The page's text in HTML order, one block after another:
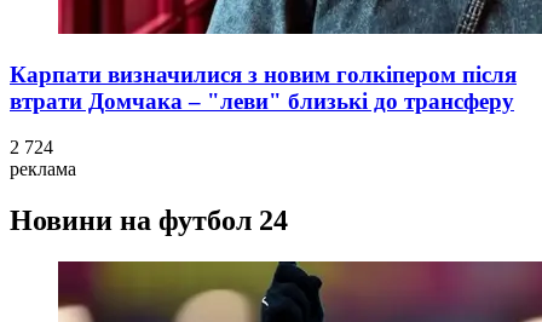
Карпати визначилися з новим голкіпером після
втрати Домчака – "леви" близькі до трансферу
2 724
реклама
Новини на футбол 24